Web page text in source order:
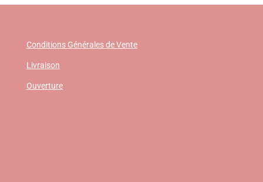
Conditions Générales de Vente
Livraison
Ouverture